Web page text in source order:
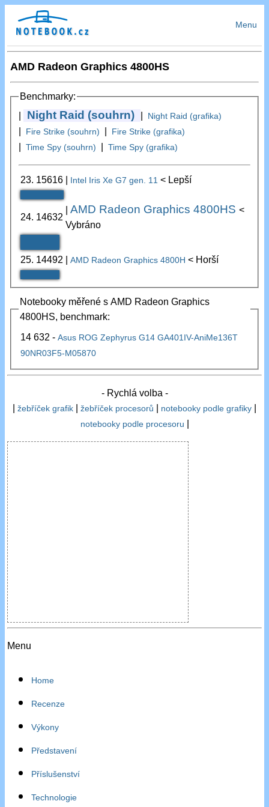
Menu
AMD Radeon Graphics 4800HS
Benchmarky:
Night Raid (souhrn) Night Raid (grafika)
Fire Strike (souhrn) Fire Strike (grafika)
|Time Spy (souhrn) |Time Spy (grafika)
23. 15616 Intel Iris Xe G7 gen. 11< Lepší
24. 14632
|AMD Radeon Graphics 4800HS<
Vybráno
25. 14492 |AMD Radeon Graphics 4800H< Horší
Notebooky měřené s AMD Radeon Graphics
4800HS, benchmark:
14 632 -Asus ROG Zephyrus G14 GA401IV-AniMe136T
90NR03F5-M05870
- Rychlá volba -
žebříček grafik žebříček procesorů notebooky podle grafiky
notebooky podle procesoru
Menu
Home
Recenze
Výkony
Představení
Příslušenství
Technologie